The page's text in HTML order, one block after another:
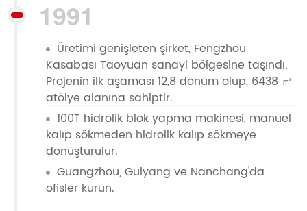
1991
Üretimi genişleten şirket, Fengzhou
Kasabası Taoyuan sanayi bölgesine taşındı.
Projenin ilk aşaması 12,8 dönüm olup, 6438 ㎡
atölye alanına sahiptir.
100T hidrolik blok yapma makinesi, manuel
kalıp sökmeden hidrolik kalıp sökmeye
dönüştürülür.
Guangzhou, Guiyang ve Nanchang'da
ofisler kurun.